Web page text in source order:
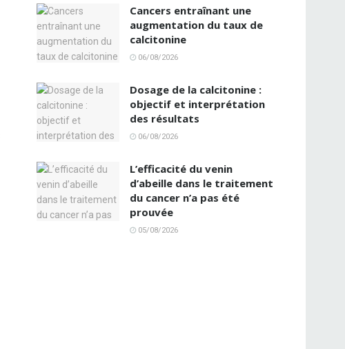
Cancers entraînant une
augmentation du taux de
calcitonine
06/08/2026
Dosage de la calcitonine :
objectif et interprétation
des résultats
06/08/2026
L’efficacité du venin
d’abeille dans le traitement
du cancer n’a pas été
prouvée
05/08/2026